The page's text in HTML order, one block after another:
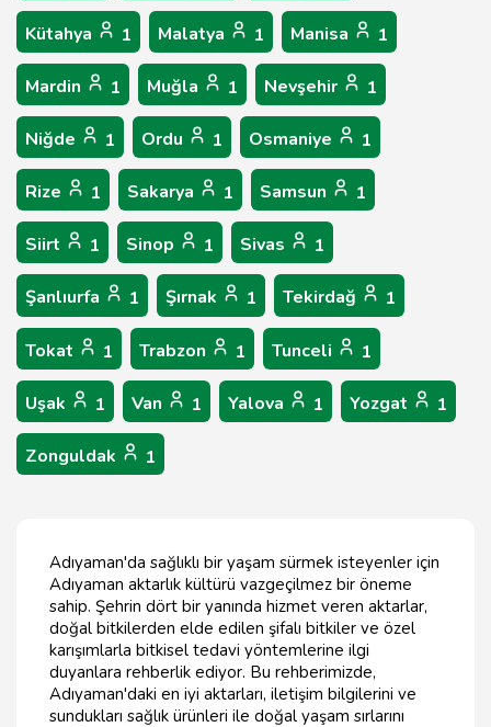
Kütahya 1 Malatya 1 Manisa 1
Mardin 1 Muğla 1 Nevşehir 1
Niğde 1 Ordu 1 Osmaniye 1
Rize 1 Sakarya 1 Samsun 1
Siirt 1 Sinop 1 Sivas 1
Şanlıurfa 1 Şırnak 1 Tekirdağ 1
Tokat 1 Trabzon 1 Tunceli 1
Uşak 1 Van 1 Yalova 1 Yozgat 1
Zonguldak 1
Adıyaman'da sağlıklı bir yaşam sürmek isteyenler için
Adıyaman aktarlık kültürü vazgeçilmez bir öneme
sahip. Şehrin dört bir yanında hizmet veren aktarlar,
doğal bitkilerden elde edilen şifalı bitkiler ve özel
karışımlarla bitkisel tedavi yöntemlerine ilgi
duyanlara rehberlik ediyor. Bu rehberimizde,
Adıyaman'daki en iyi aktarları, iletişim bilgilerini ve
sundukları sağlık ürünleri ile doğal yaşam sırlarını